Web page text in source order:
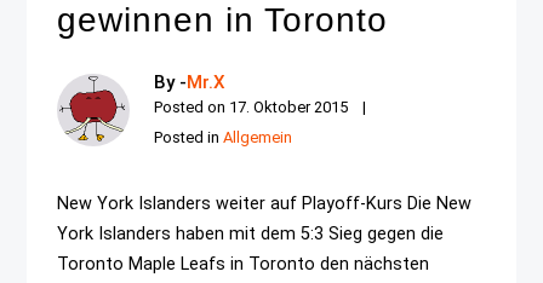
gewinnen in Toronto
By -Mr.X
Posted on 17. Oktober 2015
Posted inAllgemein
New York Islanders weiter auf Playoff-Kurs Die New
York Islanders haben mit dem 5:3 Sieg gegen die
Toronto Maple Leafs in Toronto den nächsten